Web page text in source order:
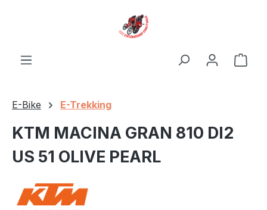
E-Bike E-Trekking
KTM MACINA GRAN 810 DI2
US 51 OLIVE PEARL